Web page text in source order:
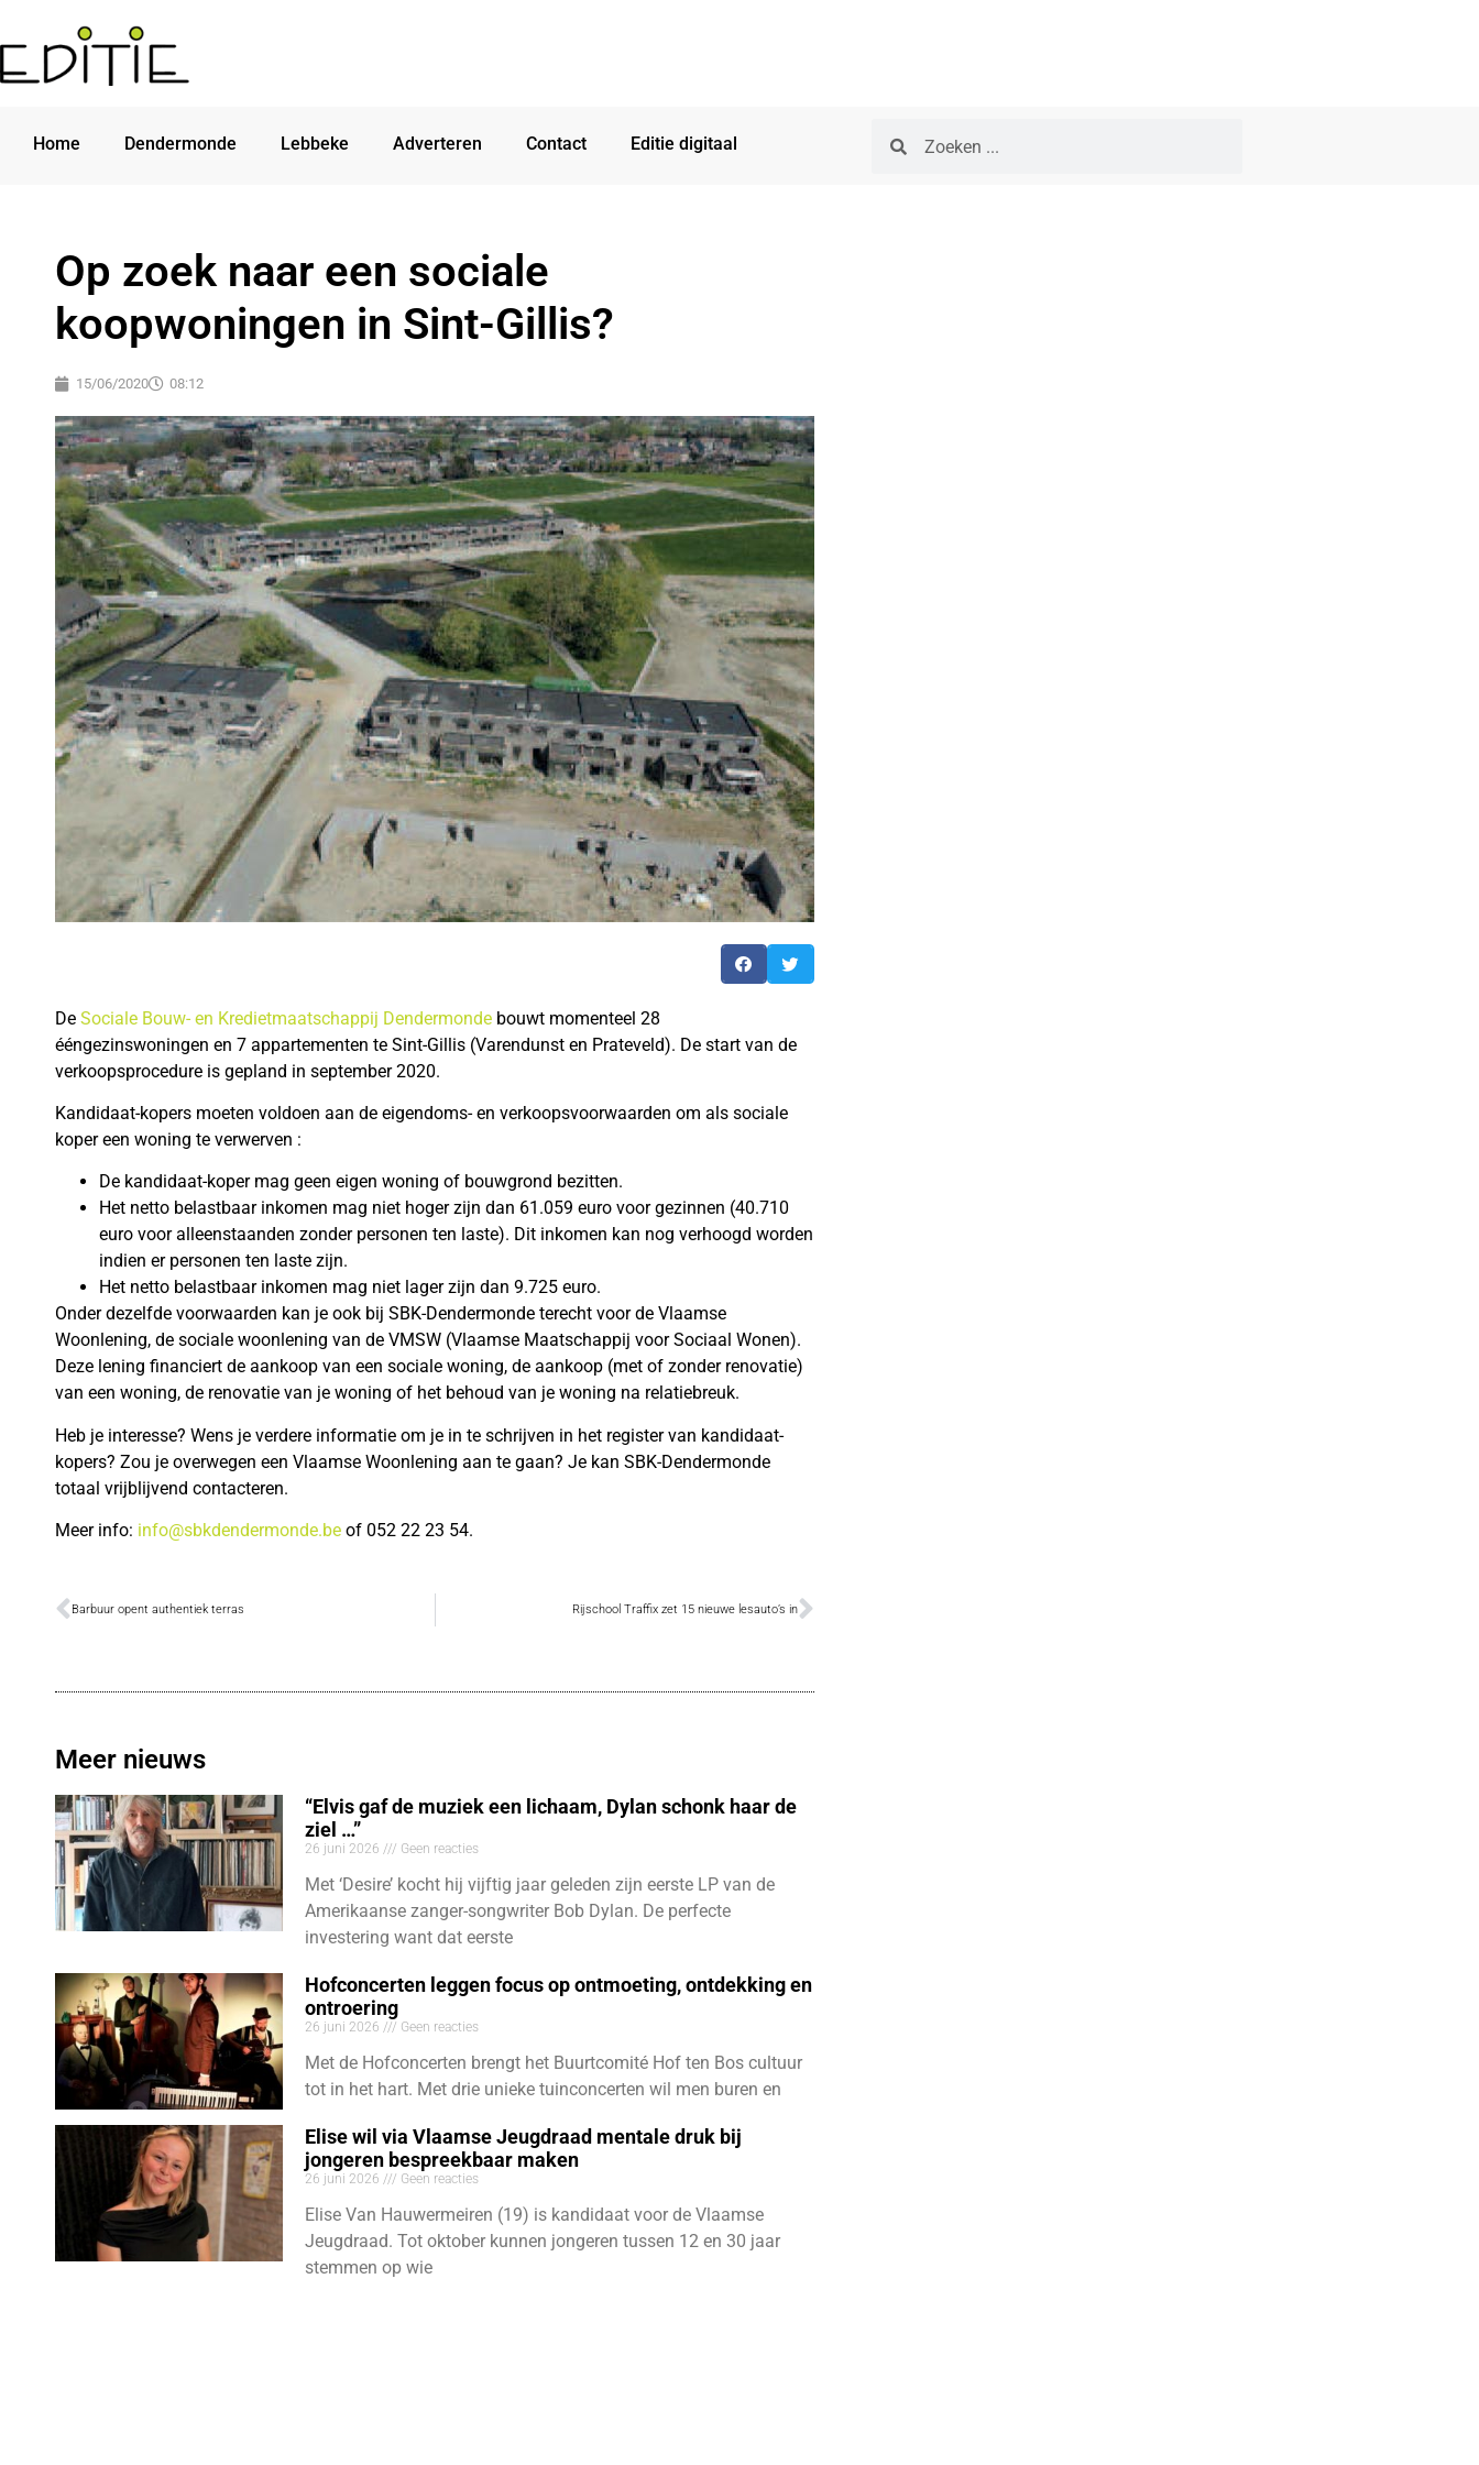
Home Dendermonde Lebbeke Adverteren Contact Editie digitaal
Op zoek naar een sociale
koopwoningen in Sint-Gillis?
15/06/2020 08:12
De Sociale Bouw- en Kredietmaatschappij Dendermonde bouwt momenteel 28
ééngezinswoningen en 7 appartementen te Sint-Gillis (Varendunst en Prateveld). De start van de
verkoopsprocedure is gepland in september 2020.
Kandidaat-kopers moeten voldoen aan de eigendoms- en verkoopsvoorwaarden om als sociale
koper een woning te verwerven :
De kandidaat-koper mag geen eigen woning of bouwgrond bezitten.
Het netto belastbaar inkomen mag niet hoger zijn dan 61.059 euro voor gezinnen (40.710
euro voor alleenstaanden zonder personen ten laste). Dit inkomen kan nog verhoogd worden
indien er personen ten laste zijn.
Het netto belastbaar inkomen mag niet lager zijn dan 9.725 euro.
Onder dezelfde voorwaarden kan je ook bij SBK-Dendermonde terecht voor de Vlaamse
Woonlening, de sociale woonlening van de VMSW (Vlaamse Maatschappij voor Sociaal Wonen).
Deze lening financiert de aankoop van een sociale woning, de aankoop (met of zonder renovatie)
van een woning, de renovatie van je woning of het behoud van je woning na relatiebreuk.
Heb je interesse? Wens je verdere informatie om je in te schrijven in het register van kandidaat-
kopers? Zou je overwegen een Vlaamse Woonlening aan te gaan? Je kan SBK-Dendermonde
totaal vrijblijvend contacteren.
Meer info: info@sbkdendermonde.be of 052 22 23 54.
Barbuur opent authentiek terras Rijschool Traffix zet 15 nieuwe lesauto’s in
Meer nieuws
“Elvis gaf de muziek een lichaam, Dylan schonk haar de
ziel …”
26 juni 2026 Geen reacties
Met ‘Desire’ kocht hij vijftig jaar geleden zijn eerste LP van de
Amerikaanse zanger-songwriter Bob Dylan. De perfecte
investering want dat eerste
Hofconcerten leggen focus op ontmoeting, ontdekking en
ontroering
26 juni 2026 Geen reacties
Met de Hofconcerten brengt het Buurtcomité Hof ten Bos cultuur
tot in het hart. Met drie unieke tuinconcerten wil men buren en
Elise wil via Vlaamse Jeugdraad mentale druk bij
jongeren bespreekbaar maken
26 juni 2026 Geen reacties
Elise Van Hauwermeiren (19) is kandidaat voor de Vlaamse
Jeugdraad. Tot oktober kunnen jongeren tussen 12 en 30 jaar
stemmen op wie